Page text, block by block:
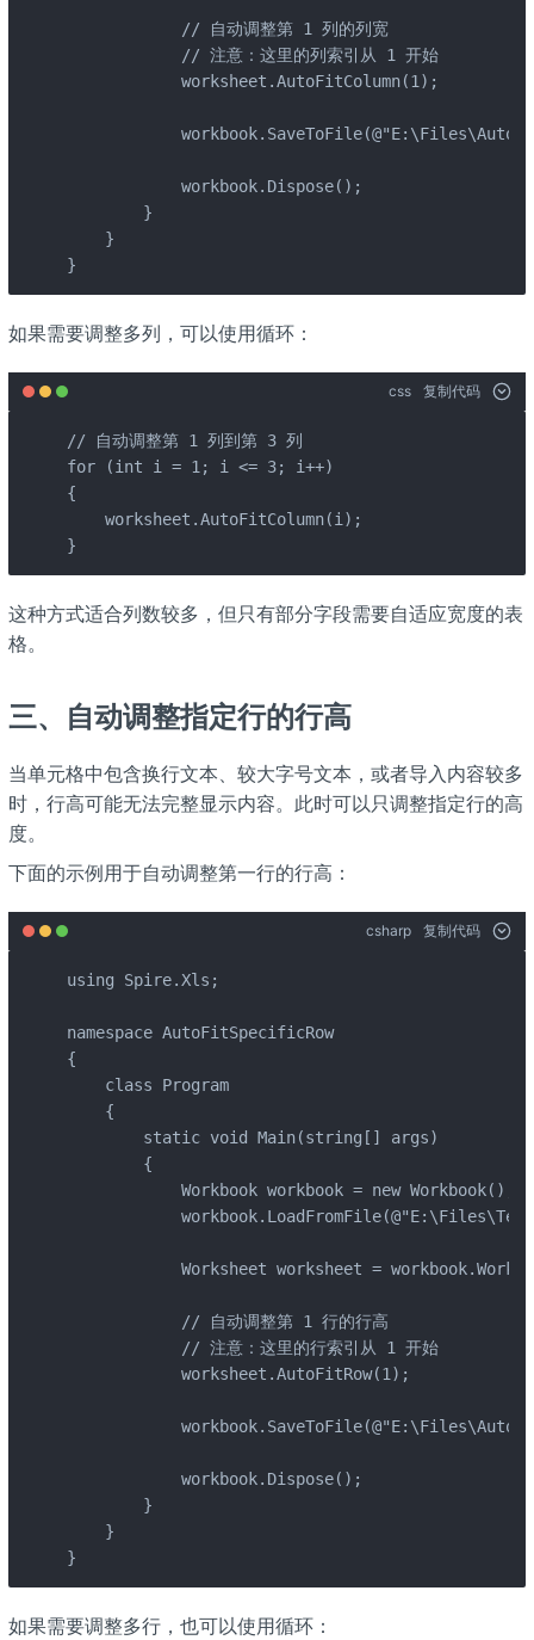
            // 自动调整第 1 列的列宽
            // 注意：这里的列索引从 1 开始
            worksheet.AutoFitColumn(1);
            workbook.Dispose();
        }
    }
}
如果需要调整多列，可以使用循环：
css 复制代码
// 自动调整第 1 列到第 3 列
for (int i = 1; i <= 3; i++)
{
    worksheet.AutoFitColumn(i);
}
这种方式适合列数较多，但只有部分字段需要自适应宽度的表
格。
三、自动调整指定行的行高
当单元格中包含换行文本、较大字号文本，或者导入内容较多
时，行高可能无法完整显示内容。此时可以只调整指定行的高
度。
下面的示例用于自动调整第一行的行高：
csharp 复制代码
using Spire.Xls;
namespace AutoFitSpecificRow
{
    class Program
    {
        static void Main(string[] args)
        {
            Workbook workbook = new Workbook();
Worksheet worksheet =
            // 自动调整第 1 行的行高
            // 注意：这里的行索引从 1 开始
            worksheet.AutoFitRow(1);
            workbook.Dispose();
        }
    }
}
如果需要调整多行，也可以使用循环：